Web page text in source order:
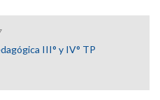
III° y IV° TP